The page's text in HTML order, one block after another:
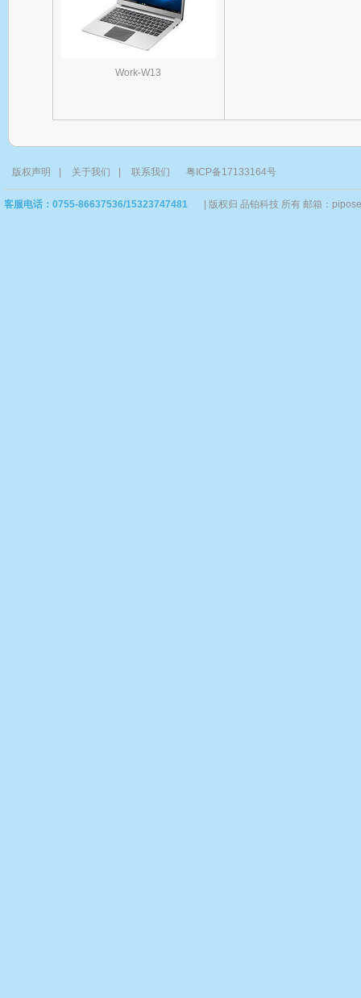
Work-W13
版权声明 关于我们 联系我们 粤ICP备17133164号
客服电话：0755-86637536/15323747481 版权归 品铂科技 所有 邮箱：